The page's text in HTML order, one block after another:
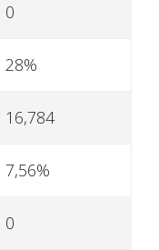
0
28%
16,784
7,56%
0